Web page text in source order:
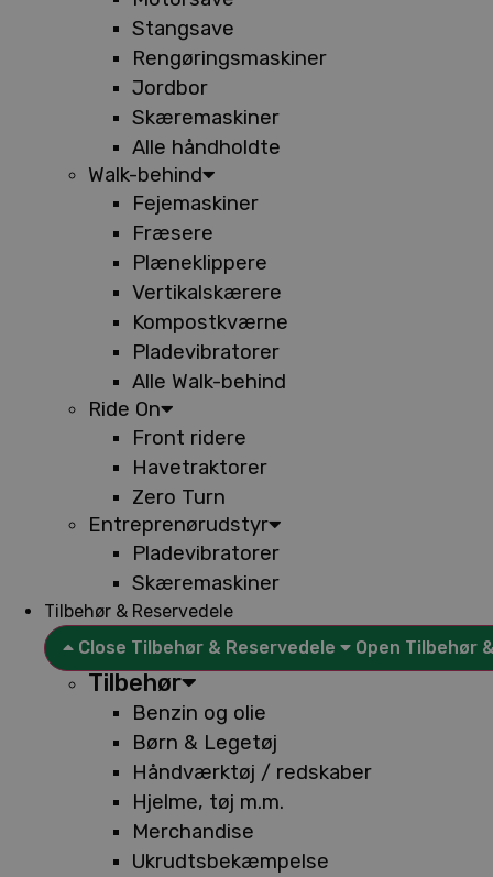
Stangsave
Rengøringsmaskiner
Jordbor
Skæremaskiner
Alle håndholdte
Walk-behind
Fejemaskiner
Fræsere
Plæneklippere
Vertikalskærere
Kompostkværne
Pladevibratorer
Alle Walk-behind
Ride On
Front ridere
Havetraktorer
Zero Turn
Entreprenørudstyr
Pladevibratorer
Skæremaskiner
Tilbehør & Reservedele
Close Tilbehør & Reservedele
Open Tilbehør
Tilbehør
Benzin og olie
Børn & Legetøj
Håndværktøj / redskaber
Hjelme, tøj m.m.
Merchandise
Ukrudtsbekæmpelse